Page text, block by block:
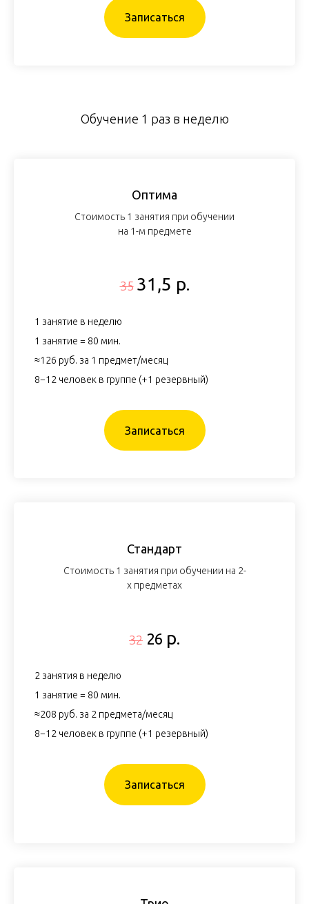
Записаться
Обучение 1 раз в неделю
Оптима
Стоимость 1 занятия при обучении
на 1-м предмете
35 31,5 р.
1 занятие в неделю
1 занятие = 80 мин.
≈126 руб. за 1 предмет/месяц
8−12 человек в группе (+1 резервный)
Записаться
Стандарт
Стоимость 1 занятия при обучении на 2-
х предметах
32 26 р.
2 занятия в неделю
1 занятие = 80 мин.
≈208 руб. за 2 предмета/месяц
8−12 человек в группе (+1 резервный)
Записаться